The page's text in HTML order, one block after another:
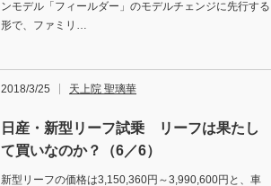
ンモデル「フィールダー」のモデルチェンジに先行する
形で、ファミリ…
2018/3/25 天上院 聖璃華
日産・新型リーフ試乗 リーフは果たし
て買いなのか？（6／6）
新型リーフの価格は3,150,360円～3,990,600円と、車